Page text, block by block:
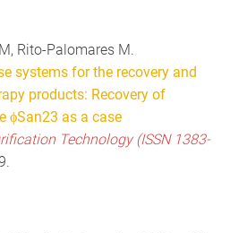
Rito-Palomares M.
systems for the recovery and
products: Recovery of
ϕSan23 as a case
Technology (ISSN 1383-